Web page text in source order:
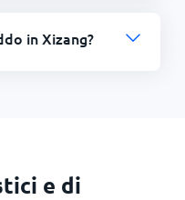
in Xizang?
e di